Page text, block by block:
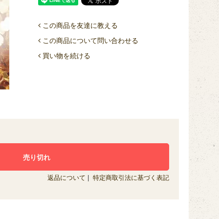
この商品を友達に教える
この商品について問い合わせる
買い物を続ける
返品について 特定商取引法に基づく表記